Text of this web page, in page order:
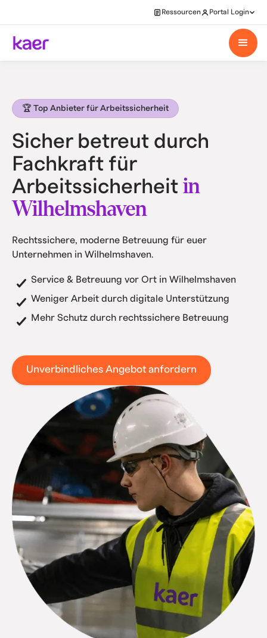
Ressourcen Portal Login
🏆 Top Anbieter für Arbeitssicherheit
Sicher betreut durch
Fachkraft für
Arbeitssicherheit in
Wilhelmshaven
Rechtssichere, moderne Betreuung für euer
Unternehmen in Wilhelmshaven.
Service & Betreuung vor Ort in Wilhelmshaven
Weniger Arbeit durch digitale Unterstützung
Mehr Schutz durch rechtssichere Betreuung
Unverbindliches Angebot anfordern